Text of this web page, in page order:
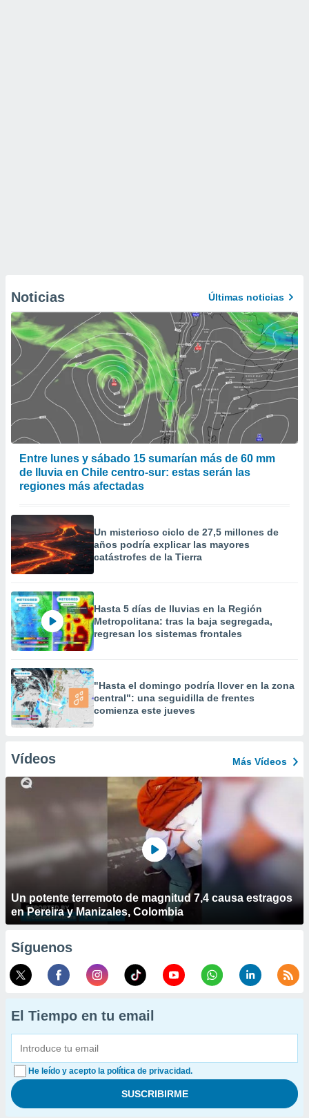
Noticias Últimas noticias
Entre lunes y sábado 15 sumarían más de 60 mm
de lluvia en Chile centro-sur: estas serán las
regiones más afectadas
Un misterioso ciclo de 27,5 millones de
años podría explicar las mayores
catástrofes de la Tierra
Hasta 5 días de lluvias en la Región
Metropolitana: tras la baja segregada,
regresan los sistemas frontales
"Hasta el domingo podría llover en la zona
central": una seguidilla de frentes
comienza este jueves
Vídeos Más Vídeos
Un potente terremoto de magnitud 7,4 causa estragos
en Pereira y Manizales, Colombia
Síguenos
El Tiempo en tu email
He leído y acepto la política de privacidad.